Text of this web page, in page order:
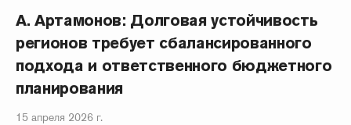
А. Артамонов: Долговая устойчивость
регионов требует сбалансированного
подхода и ответственного бюджетного
планирования
15 апреля 2026 г.